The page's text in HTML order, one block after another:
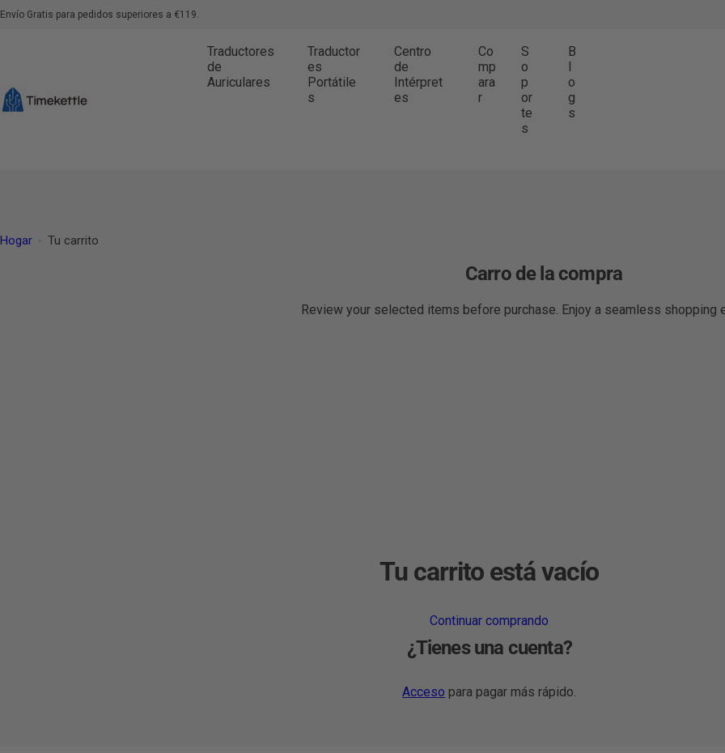
Envío Gratis para pedidos superiores a €119.
Traductores
de
Auriculares
Traductor
es
Portátile
s
Centro
de
Intérpret
es
Co
mp
ara
r
S
o
p
or
te
s
B
l
o
g
s
Hogar Tu carrito
Carro de la compra
Review your selected items before purchase. Enjoy a seamless shopping
Tu carrito está vacío
Continuar comprando
¿Tienes una cuenta?
Acceso para pagar más rápido.
S
a